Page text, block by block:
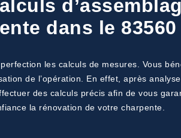
dans le 83560
les calculs de mesures. Vous
de l’opération. En effet, après
des calculs précis afin de vous
la rénovation de votre charpente.